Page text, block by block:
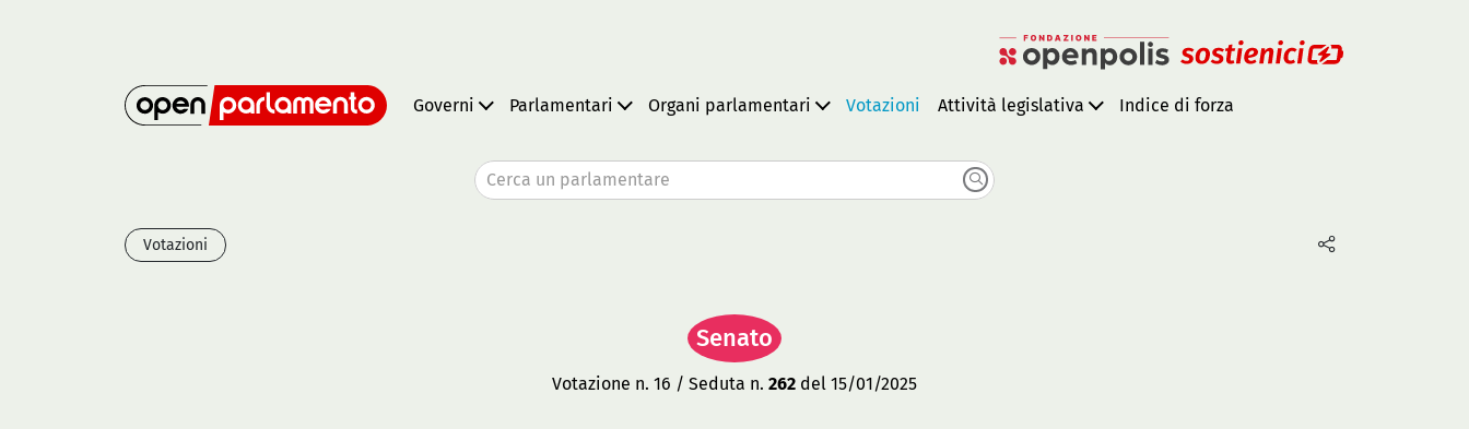
Governi Parlamentari Organi parlamentari Votazioni Attività legislativa Indice di forza
Cerca un parlamentare
Votazioni
Senato
Votazione n. 16 / Seduta n. 262 del 15/01/2025